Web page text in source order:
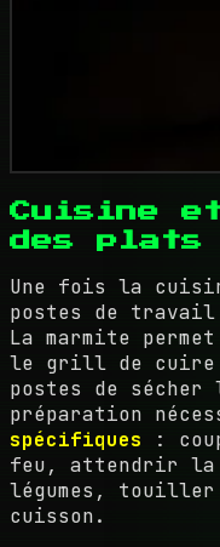
Cuisine
des plats
Une fois la
postes de travail
La marmite
le grill de cuire
postes de sécher
préparation
spécifiques :
feu, attendrir la
légumes,
cuisson.